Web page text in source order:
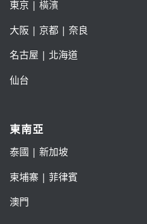
東京 | 橫濱
大阪 | 京都| 奈良
名古屋| 北海道
仙台
東南亞
泰國 | 新加坡
柬埔寨 | 菲律賓
澳門